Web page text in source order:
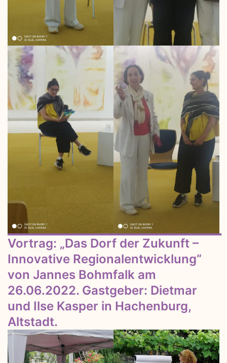
Vortrag: „Das Dorf der Zukunft –
Innovative Regionalentwicklung“
von Jannes Bohmfalk am
26.06.2022. Gastgeber: Dietmar
und Ilse Kasper in Hachenburg,
Altstadt.